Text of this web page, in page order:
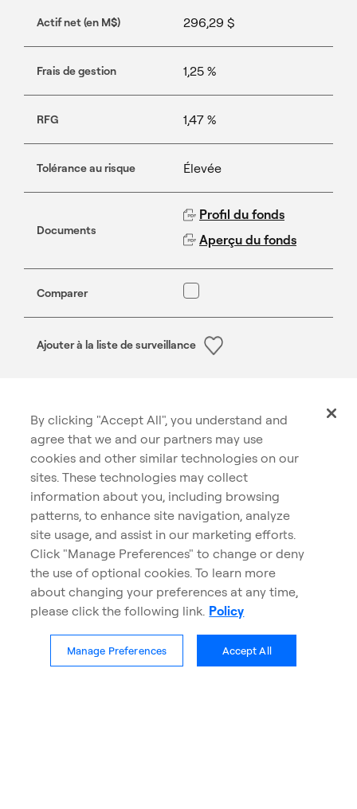
Actif net (en M$) 296,29 $
Frais de gestion 1,25 %
RFG 1,47 %
Tolérance au risque Élevée
Documents
Profil du fonds
Aperçu du fonds
Comparer
Ajouter à la liste de surveillance
Fonds d’occasions mondiales de croissance
Dynamique
Série F (USD)
Prix (VL) 12,86 $
0,39